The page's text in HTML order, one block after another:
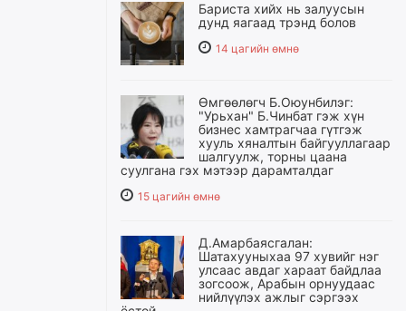
Бариста хийх нь залуусын
дунд яагаад трэнд болов
14 цагийн өмнө
Өмгөөлөгч Б.Оюунбилэг:
"Урьхан" Б.Чинбат гэж хүн
бизнес хамтрагчаа гүтгэж
хууль хяналтын байгууллагаар
шалгуулж, торны цаана
суулгана гэх мэтээр дарамталдаг
15 цагийн өмнө
Д.Амарбаясгалан:
Шатахууныхаа 97 хувийг нэг
улсаас авдаг хараат байдлаа
зогсоож, Арабын орнуудаас
нийлүүлэх ажлыг сэргээх